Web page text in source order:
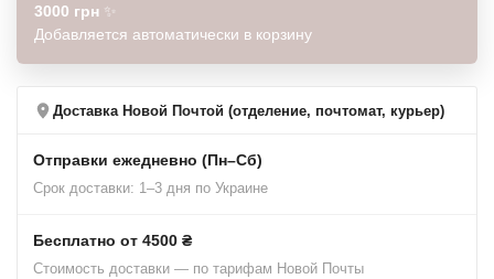
3000 грн ✨
Добавляется автоматически в корзину
Доставка Новой Почтой (отделение, почтомат, курьер)
Отправки ежедневно (Пн–Сб)
Срок доставки: 1–3 дня по Украине
Бесплатно от 4500 ₴
Стоимость доставки — по тарифам Новой Почты